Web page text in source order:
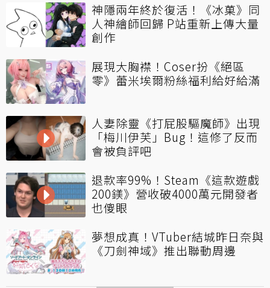
神隱兩年終於復活！《冰菓》同
人神繪師回歸 P站重新上傳大量
創作
展現大胸襟！Coser扮《絕區
零》蕾米埃爾粉絲福利給好給滿
人妻除靈《打屁股驅魔師》出現
「梅川伊芙」Bug！這修了反而
會被負評吧
退款率99%！Steam《這款遊戲
200鎂》營收破4000萬元開發者
也傻眼
夢想成真！VTuber結城昨日奈與
《刀劍神域》推出聯動周邊